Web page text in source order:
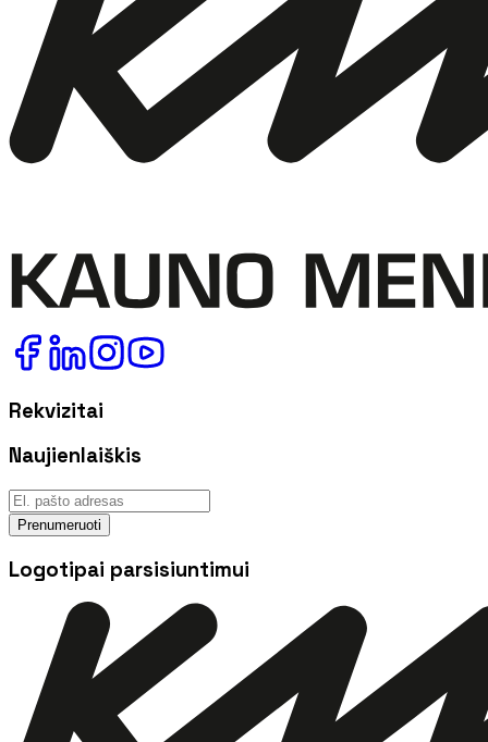
Rekvizitai
Naujienlaiškis
Prenumeruoti
Logotipai parsisiuntimui